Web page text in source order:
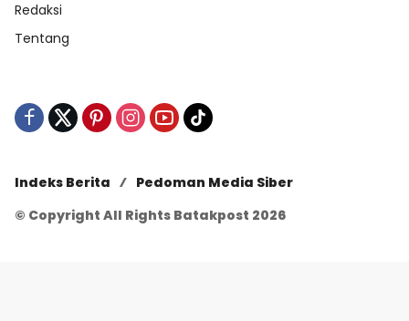
Redaksi
Tentang
Indeks Berita
Pedoman Media Siber
© Copyright All Rights Batakpost 2026